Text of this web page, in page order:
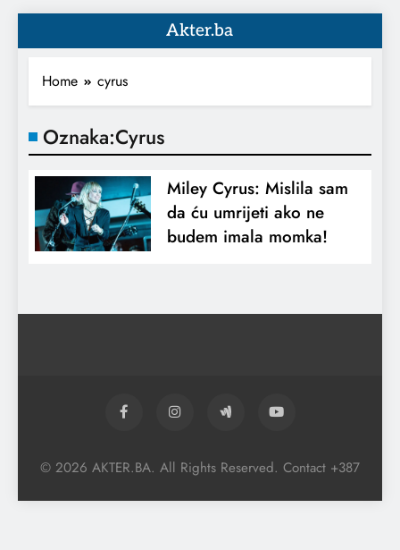
Akter.ba
Home cyrus
Oznaka:Cyrus
Miley Cyrus: Mislila sam
da ću umrijeti ako ne
budem imala momka!
© 2026 AKTER.BA. All Rights Reserved. Contact +387